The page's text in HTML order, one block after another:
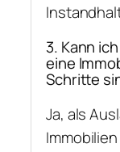
3. Kann
eine
Schritte
Ja, als